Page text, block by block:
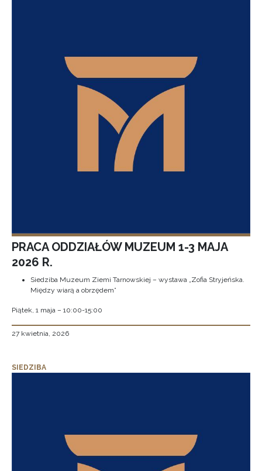
PRACA ODDZIAŁÓW MUZEUM 1-3 MAJA
2026 R.
Siedziba Muzeum Ziemi Tarnowskiej – wystawa „Zofia Stryjeńska.
Między wiarą a obrzędem”
Piątek, 1 maja – 10:00-15:00
27 kwietnia, 2026
SIEDZIBA